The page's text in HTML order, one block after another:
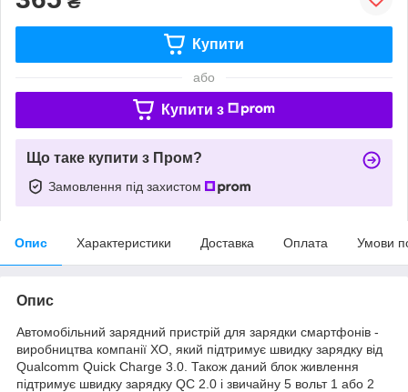
Купити
або
Купити з
Що таке купити з Пром?
Замовлення під захистом
Опис Характеристики Доставка Оплата Умови
Опис
Автомобільний зарядний пристрій для зарядки смартфонів -
виробництва компанії XO, який підтримує швидку зарядку від
Qualcomm Quick Charge 3.0. Також даний блок живлення
підтримує швидку зарядку QC 2.0 і звичайну 5 вольт 1 або 2